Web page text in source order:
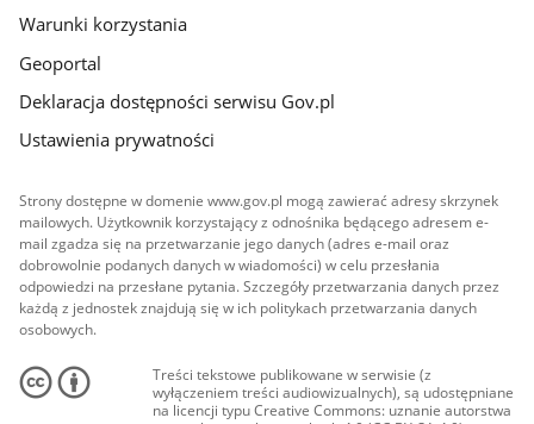
Warunki korzystania
Geoportal
Deklaracja dostępności serwisu Gov.pl
Ustawienia prywatności
Strony dostępne w domenie www.gov.pl mogą zawierać adresy skrzynek
mailowych. Użytkownik korzystający z odnośnika będącego adresem e-
mail zgadza się na przetwarzanie jego danych (adres e-mail oraz
dobrowolnie podanych danych w wiadomości) w celu przesłania
odpowiedzi na przesłane pytania. Szczegóły przetwarzania danych przez
każdą z jednostek znajdują się w ich politykach przetwarzania danych
osobowych.
Treści tekstowe publikowane w serwisie (z
wyłączeniem treści audiowizualnych), są udostępniane
na licencji typu Creative Commons: uznanie autorstwa